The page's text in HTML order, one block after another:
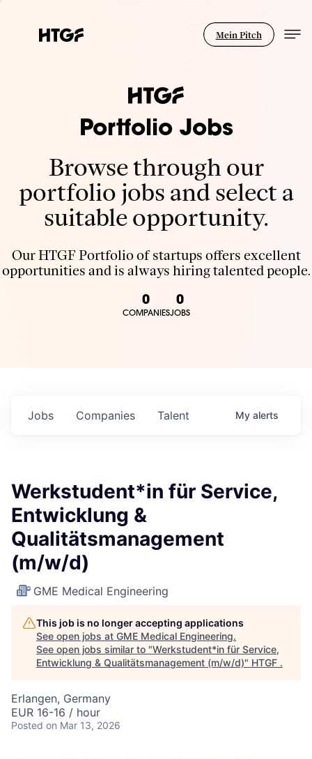
Mein Pitch
Portfolio Jobs
Browse through our
portfolio jobs and select a
suitable opportunity.
Our HTGF Portfolio of startups offers excellent
opportunities and is always hiring talented people.
0
COMPANIES
0
JOBS
Jobs Companies Talent My alerts
Werkstudent*in für Service,
Entwicklung &
Qualitätsmanagement
(m/w/d)
GME Medical Engineering
This job is no longer accepting applications
See open jobs at GME Medical Engineering.
See open jobs similar to "Werkstudent*in für Service,
Entwicklung & Qualitätsmanagement (m/w/d)" HTGF .
Erlangen, Germany
EUR 16-16 / hour
Posted on Mar 13, 2026